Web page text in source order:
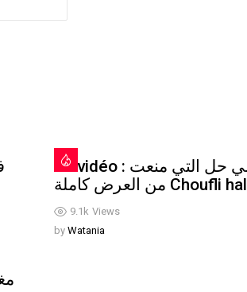
9.1k Views
En vidéo : حلقة شوفلي حل التي منعت
من العرض كاملة Choufli hal
by Watania